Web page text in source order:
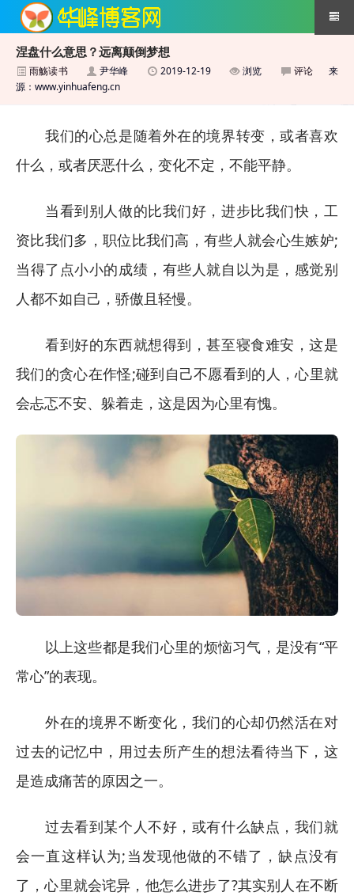
搜索引擎优化技术
涅盘什么意思？远离颠倒梦想
雨觞读书 尹华峰 2019-12-19 浏览 评论
来
源：www.yinhuafeng.cn
我们的心总是随着外在的境界转变，或者喜欢
什么，或者厌恶什么，变化不定，不能平静。
当看到别人做的比我们好，进步比我们快，工
资比我们多，职位比我们高，有些人就会心生嫉妒;
当得了点小小的成绩，有些人就自以为是，感觉别
人都不如自己，骄傲且轻慢。
看到好的东西就想得到，甚至寝食难安，这是
我们的贪心在作怪;碰到自己不愿看到的人，心里就
会忐忑不安、躲着走，这是因为心里有愧。
以上这些都是我们心里的烦恼习气，是没有“平
常心”的表现。
外在的境界不断变化，我们的心却仍然活在对
过去的记忆中，用过去所产生的想法看待当下，这
是造成痛苦的原因之一。
过去看到某个人不好，或有什么缺点，我们就
会一直这样认为;当发现他做的不错了，缺点没有
了，心里就会诧异，他怎么进步了?其实别人在不断